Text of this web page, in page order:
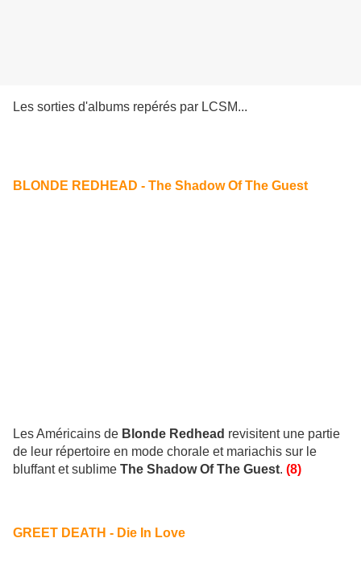
Les sorties d'albums repérés par LCSM...
BLONDE REDHEAD - The Shadow Of The Guest
Les Américains de Blonde Redhead revisitent une partie
de leur répertoire en mode chorale et mariachis sur le
bluffant et sublime The Shadow Of The Guest. (8)
GREET DEATH - Die In Love